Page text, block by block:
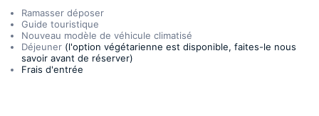
Ramasser déposer
Guide touristique
Nouveau modèle de véhicule climatisé
Déjeuner (l'option végétarienne est disponible, faites-le nous
savoir avant de réserver)
Frais d'entrée